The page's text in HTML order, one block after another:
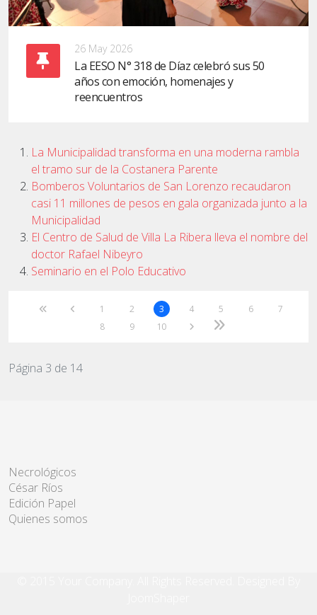
26 May 2026
La EESO N° 318 de Díaz celebró sus 50
años con emoción, homenajes y
reencuentros
La Municipalidad transforma en una moderna rambla
el tramo sur de la Costanera Parente
Bomberos Voluntarios de San Lorenzo recaudaron
casi 11 millones de pesos en gala organizada junto a la
Municipalidad
El Centro de Salud de Villa La Ribera lleva el nombre del
doctor Rafael Nibeyro
Seminario en el Polo Educativo
1 2 3 4 5 6
7
8
9 10
Página 3 de 14
Necrológicos
César Ríos
Edición Papel
Quienes somos